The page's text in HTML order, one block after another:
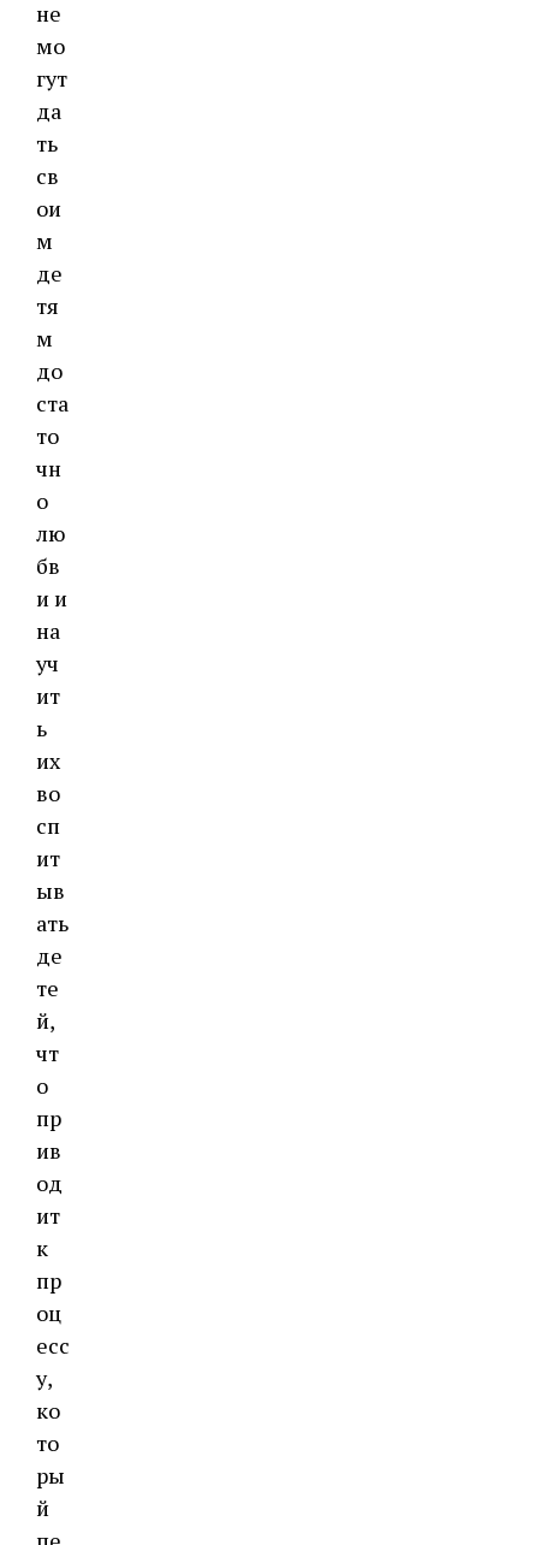
не
мо
гут
да
ть
св
ои
м
де
тя
м
до
ста
то
чн
о
лю
бв
и и
на
уч
ит
ь
их
во
сп
ит
ыв
ать
де
те
й,
чт
о
пр
ив
од
ит
к
пр
оц
есс
у,
ко
то
ры
й